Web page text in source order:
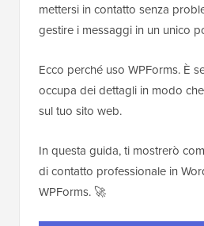
mettersi in contatto senza
gestire i messaggi in un unico
Ecco perché uso WPForms. È
occupa dei dettagli in modo
sul tuo sito web.
In questa guida, ti mostrerò
di contatto professionale in
WPForms. 🚀